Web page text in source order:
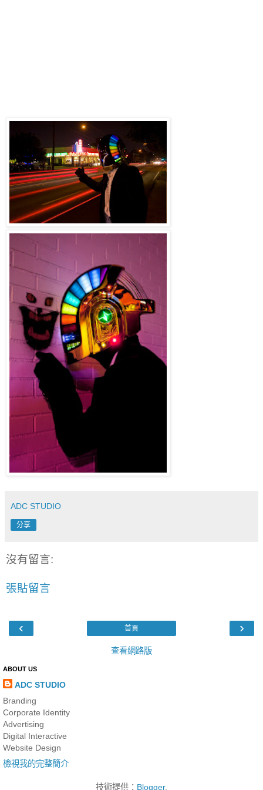
ADC STUDIO
分享
沒有留言:
張貼留言
‹ ›
首頁
查看網路版
ABOUT US
ADC STUDIO
Branding
Corporate Identity
Advertising
Digital Interactive
Website Design
檢視我的完整簡介
技術提供： Blogger.